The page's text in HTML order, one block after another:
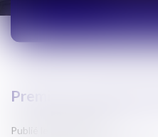
Premier Conseil de
Publié le :